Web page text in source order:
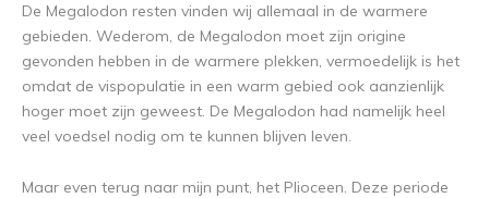
De Megalodon resten vinden wij allemaal in de warmere
gebieden. Wederom, de Megalodon moet zijn origine
gevonden hebben in de warmere plekken, vermoedelijk is het
omdat de vispopulatie in een warm gebied ook aanzienlijk
hoger moet zijn geweest. De Megalodon had namelijk heel
veel voedsel nodig om te kunnen blijven leven.
Maar even terug naar mijn punt, het Plioceen. Deze periode